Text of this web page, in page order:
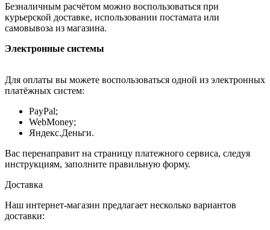
Безналичным расчётом можно воспользоваться при
курьерской доставке, использовании постамата или
самовывоза из магазина.
Электронные системы
Для оплаты вы можете воспользоваться одной из электронных
платёжных систем:
PayPal;
WebMoney;
Яндекс.Деньги.
Вас перенаправит на страницу платежного сервиса, следуя
инструкциям, заполните правильную форму.
Доставка
Наш интернет-магазин предлагает несколько вариантов
доставки: